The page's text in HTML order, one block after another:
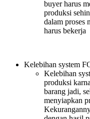
buyer harus
produksi
dalam proses
harus bekerja
Kelebihan system
Kelebihan
produksi
barang jadi,
menyiapkan